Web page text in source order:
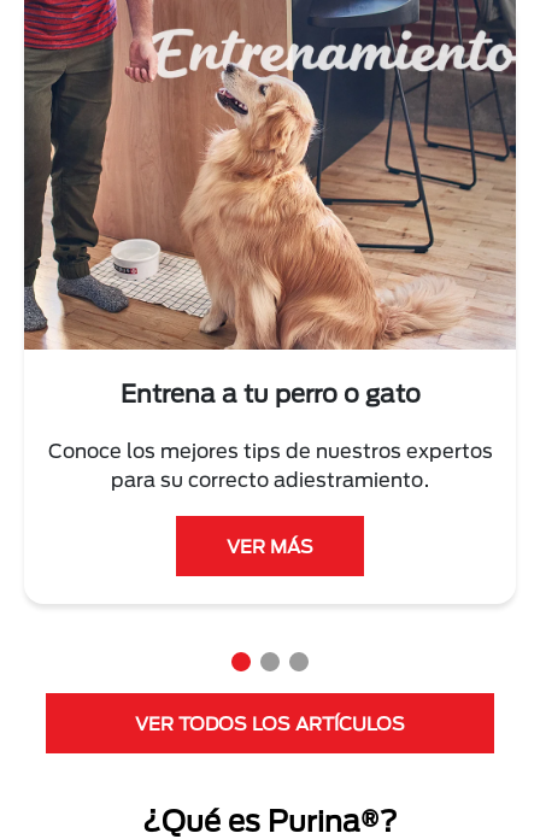
Next
Entrena a tu perro o gato
Conoce los mejores tips de nuestros expertos
para su correcto adiestramiento.
VER MÁS
VER TODOS LOS ARTÍCULOS
¿Qué es Purina®?